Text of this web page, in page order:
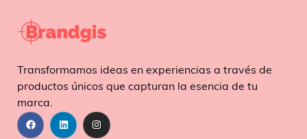
Transformamos ideas en experiencias a través de
productos únicos que capturan la esencia de tu
marca.